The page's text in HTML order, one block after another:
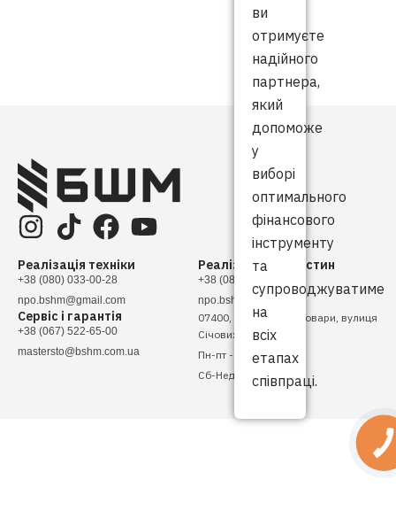
ви
отримуєте
надійного
партнера,
який
допоможе
у
виборі
оптимального
фінансового
інструменту
та
супроводжуватиме
на
всіх
етапах
співпраці.
Реалізація техніки
+38 (080) 033-00-28
npo.bshm@gmail.com
Сервіс і гарантія
+38 (067) 522-65-00
mastersto@bshm.com.ua
Реалізація запчастин
+38 (080) 033-00-28
npo.bshm@gmail.com
07400, Україна, м. Бровари, вулиця
Січових Стрільців, 4
Пн-пт - 08:00 - 17:00
Сб-Нед - Вихідний
КНОПКА
ЗВ'ЯЗКУ